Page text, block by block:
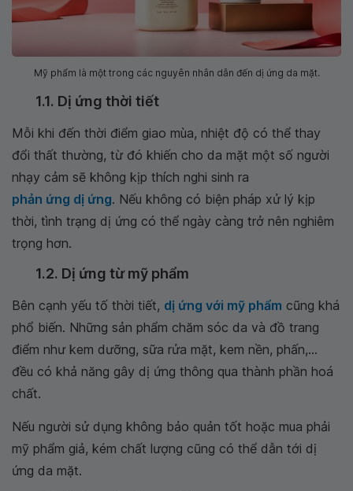
Mỹ phẩm là một trong các nguyên nhân dẫn đến dị ứng da mặt.
1.1. Dị ứng thời tiết
Mỗi khi đến thời điểm giao mùa, nhiệt độ có thể thay
đổi thất thường, từ đó khiến cho da mặt một số người
nhạy cảm sẽ không kịp thích nghi sinh ra
phản ứng dị ứng. Nếu không có biện pháp xử lý kịp
thời, tình trạng dị ứng có thể ngày càng trở nên nghiêm
trọng hơn.
1.2. Dị ứng từ mỹ phẩm
Bên cạnh yếu tố thời tiết, dị ứng với mỹ phẩm cũng khá
phổ biến. Những sản phẩm chăm sóc da và đồ trang
điểm như kem dưỡng, sữa rửa mặt, kem nền, phấn,…
đều có khả năng gây dị ứng thông qua thành phần hoá
chất.
Nếu người sử dụng không bảo quản tốt hoặc mua phải
mỹ phẩm giả, kém chất lượng cũng có thể dẫn tới dị
ứng da mặt.